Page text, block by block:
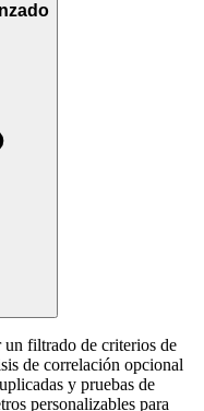
un filtrado de criterios de
de correlación opcional
y pruebas de
personalizables para